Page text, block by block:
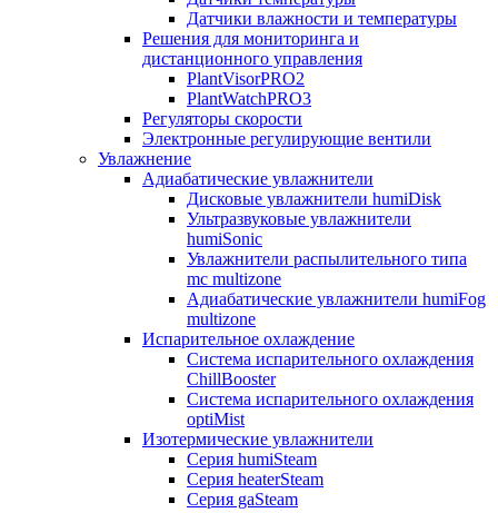
Датчики влажности и температуры
Решения для мониторинга и
дистанционного управления
PlantVisorPRO2
PlantWatchPRO3
Регуляторы скорости
Электронные регулирующие вентили
Увлажнение
Адиабатические увлажнители
Дисковые увлажнители humiDisk
Ультразвуковые увлажнители
humiSonic
Увлажнители распылительного типа
mc multizone
Адиабатические увлажнители humiFog
multizone
Испарительное охлаждение
Система испарительного охлаждения
ChillBooster
Система испарительного охлаждения
optiMist
Изотермические увлажнители
Серия humiSteam
Серия heaterSteam
Серия gaSteam